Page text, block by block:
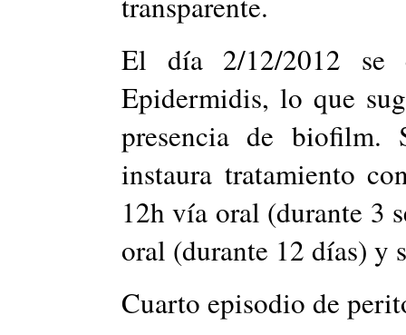
El día 2/12/2012 se
Epidermidis, lo que
presencia de biofilm.
instaura tratamiento
12h vía oral (durante 3
oral (durante 12 días) y
Cuarto episodio de